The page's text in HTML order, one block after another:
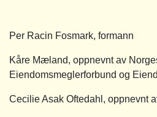
Per Racin Fosmark, formann
Kåre Mæland, oppnevnt av
Eiendomsmeglerforbund og
Cecilie Asak Oftedahl, oppnevnt